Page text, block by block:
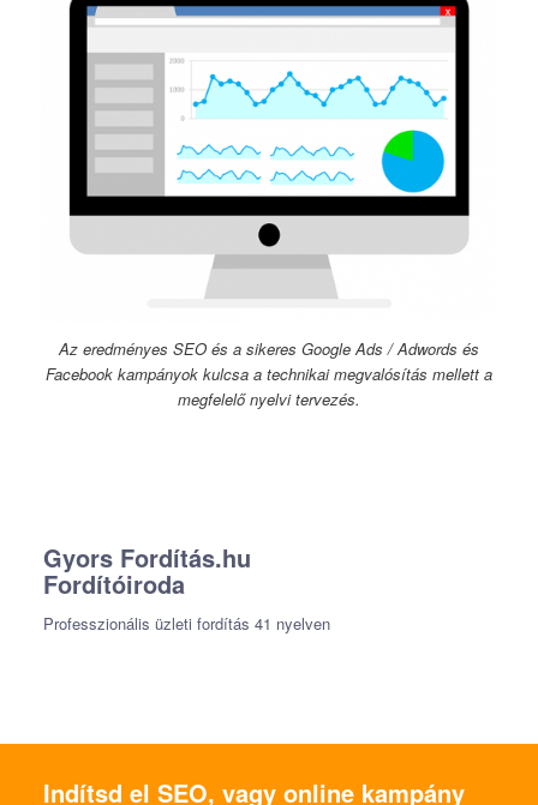
Az eredményes SEO és a sikeres Google Ads / Adwords és
Facebook kampányok kulcsa a technikai megvalósítás mellett a
megfelelő nyelvi tervezés.
Gyors Fordítás.hu
Fordítóiroda
Professzionális üzleti fordítás 41 nyelven
Indítsd el SEO, vagy online kampány